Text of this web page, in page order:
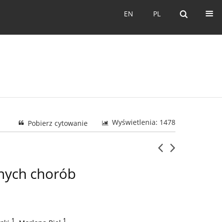
PL
EN PL
EN
Wyświetlenia: 1478
Pobierz cytowanie
chorób
1 1